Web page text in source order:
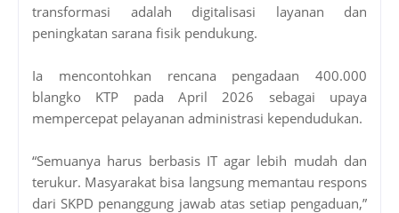
transformasi adalah digitalisasi layanan dan
peningkatan sarana fisik pendukung.
Ia mencontohkan rencana pengadaan 400.000
blangko KTP pada April 2026 sebagai upaya
mempercepat pelayanan administrasi kependudukan.
“Semuanya harus berbasis IT agar lebih mudah dan
terukur. Masyarakat bisa langsung memantau respons
dari SKPD penanggung jawab atas setiap pengaduan,”